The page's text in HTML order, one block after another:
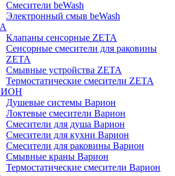
Смесители beWash
Электронный смыв beWash
Клапаны сенсорные ZETA
Сенсорные смесители для раковины
ZETA
Смывные устройства ZETA
Термостатические смесители ZETA
Душевые системы Варион
Локтевые смесители Варион
Смесители для душа Варион
Смесители для кухни Варион
Смесители для раковины Варион
Смывные краны Варион
Термостатические смесители Варион